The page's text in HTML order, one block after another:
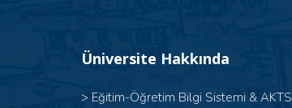
Üniversite Hakkında
> Eğitim-Öğretim Bilgi Sistemi & AKTS